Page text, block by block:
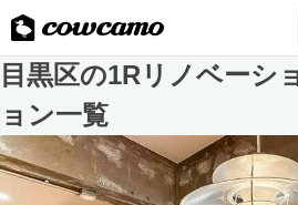
目黒区の1Rリノベーシ
ョン一覧